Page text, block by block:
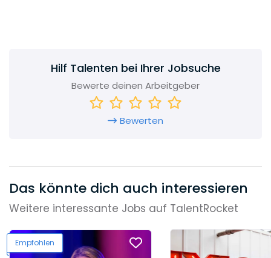
Hilf Talenten bei Ihrer Jobsuche
Bewerte deinen Arbeitgeber
Bewerten
Das könnte dich auch interessieren
Weitere interessante Jobs auf TalentRocket
Empfohlen